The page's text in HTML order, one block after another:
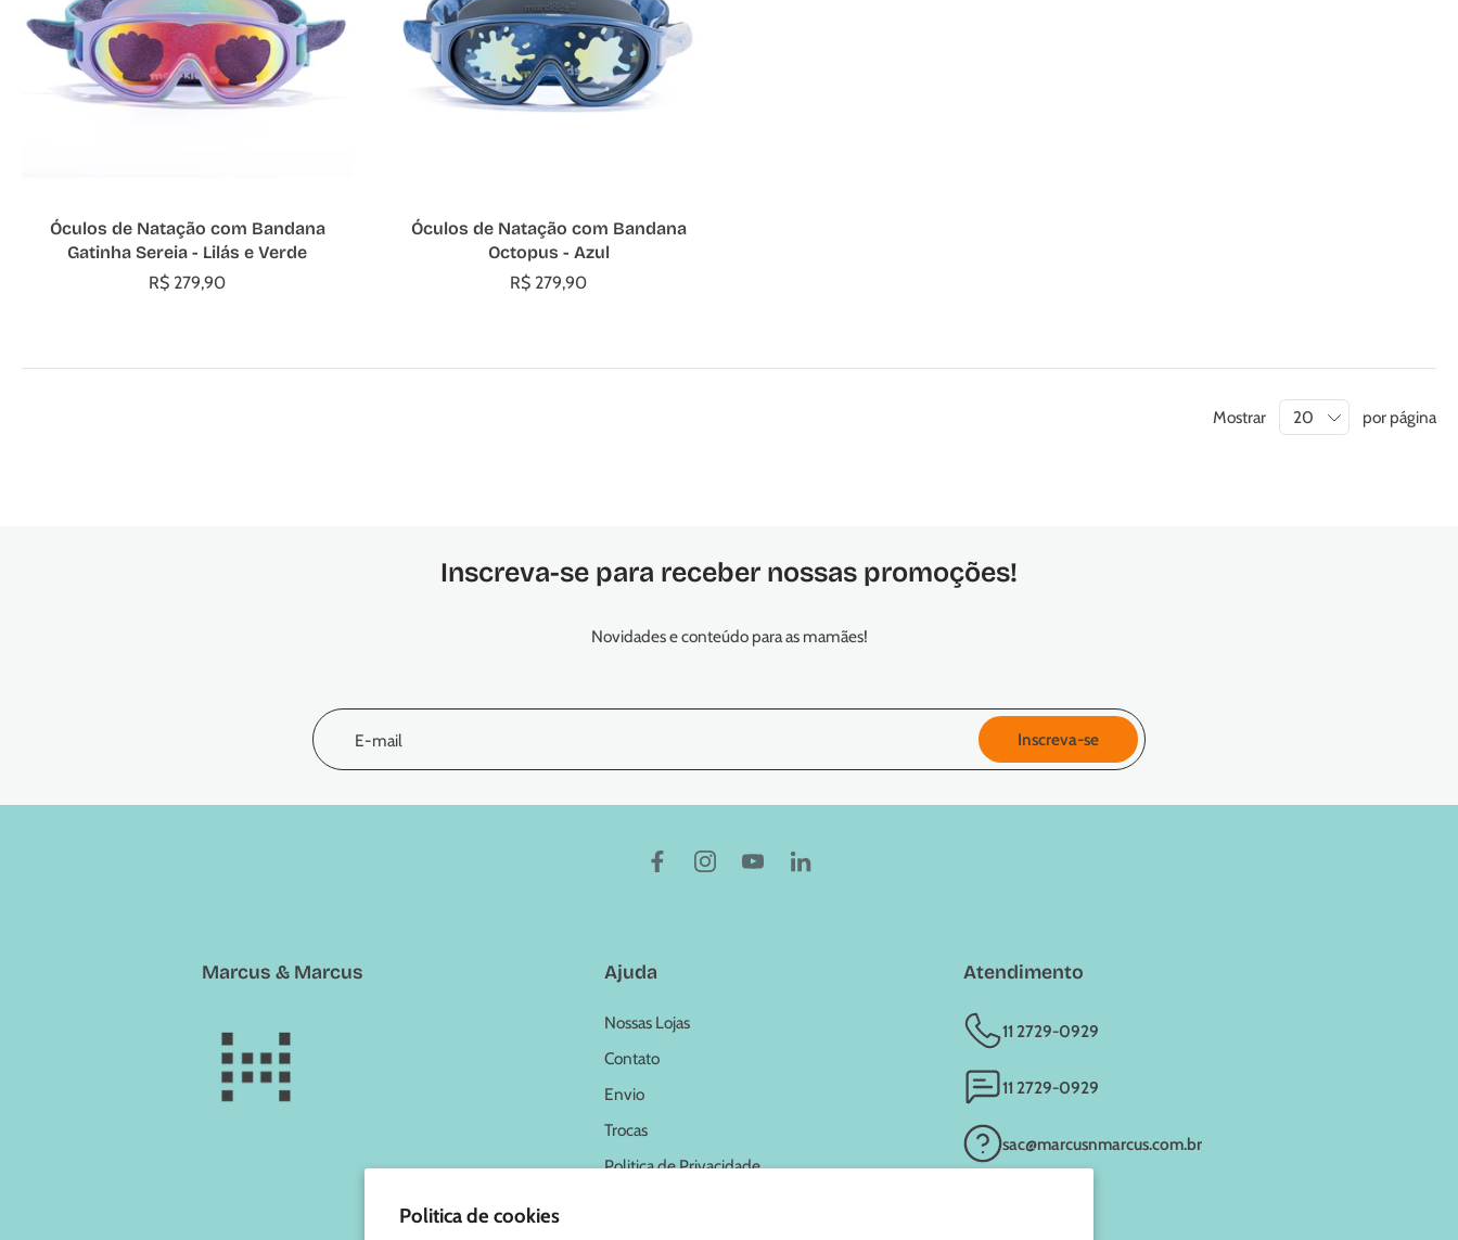
Politica de cookies
Óculos de Natação com Bandana
Gatinha Sereia - Lilás e Verde
R$ 279,90
Óculos de Natação com Bandana
Octopus - Azul
R$ 279,90
Mostrar por página
Inscreva-se para receber nossas promoções!
Novidades e conteúdo para as mamães!
E-mail Inscreva-se
Marcus & Marcus Ajuda
Nossas Lojas
Contato
Envio
Trocas
Politica de Privacidade
Atendimento
11 2729-0929
11 2729-0929
sac@marcusnmarcus.com.br